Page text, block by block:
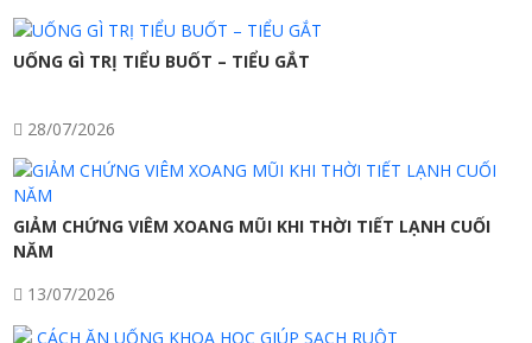
UỐNG GÌ TRỊ TIỂU BUỐT – TIỂU GẮT
28/07/2026
GIẢM CHỨNG VIÊM XOANG MŨI KHI THỜI TIẾT LẠNH CUỐI
NĂM
13/07/2026